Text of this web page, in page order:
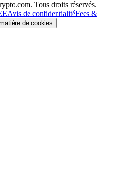
Tous droits réservés.
Avis de confidentialitéFees &
de cookies